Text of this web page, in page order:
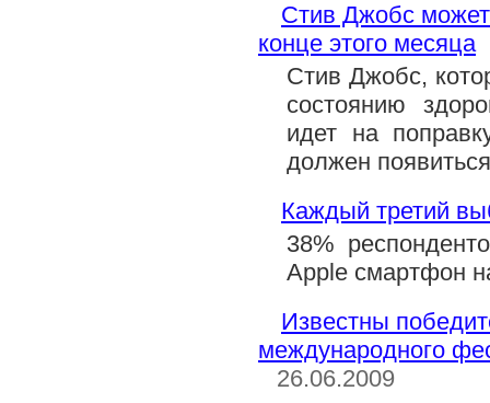
Стив Джобс
конце этого месяца
Стив Джобс,
состоянию
идет на
должен
Каждый третий
38%
Apple смартфон
Известны
международного
26.06.2009